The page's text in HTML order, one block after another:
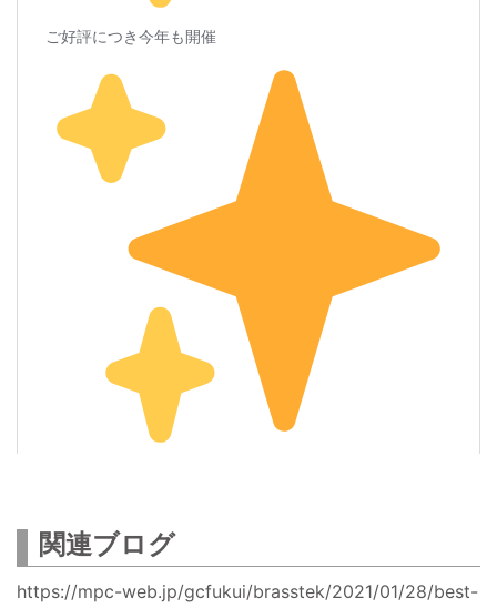
関連ブログ
https://mpc-web.jp/gcfukui/brasstek/2021/01/28/best-